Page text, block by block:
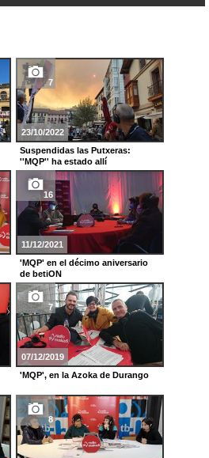
7
23/10/2022
Suspendidas las Putxeras:
''MQP'' ha estado allí
16
11/12/2021
'MQP' en el décimo aniversario
de betiON
7
07/12/2019
'MQP', en la Azoka de Durango
8